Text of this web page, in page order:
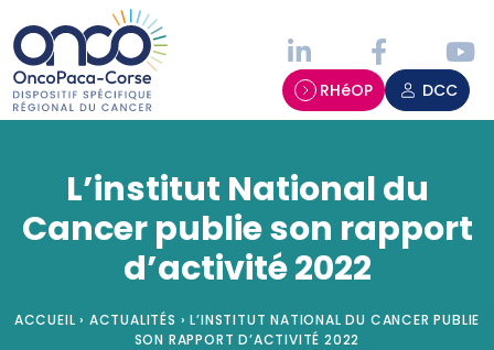
RHéOP DCC
L’institut National du
Cancer publie son rapport
d’activité 2022
ACCUEIL › ACTUALITÉS › L’INSTITUT NATIONAL DU CANCER PUBLIE
SON RAPPORT D’ACTIVITÉ 2022
Panneau de gestion des cookies